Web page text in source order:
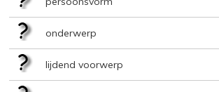
onderwerp
lijdend voorwerp